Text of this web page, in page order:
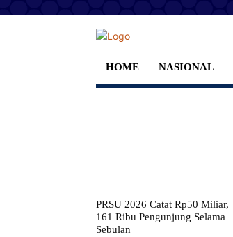
HOME NASIONAL
PRSU 2026 Catat Rp50 Miliar,
161 Ribu Pengunjung Selama
Sebulan